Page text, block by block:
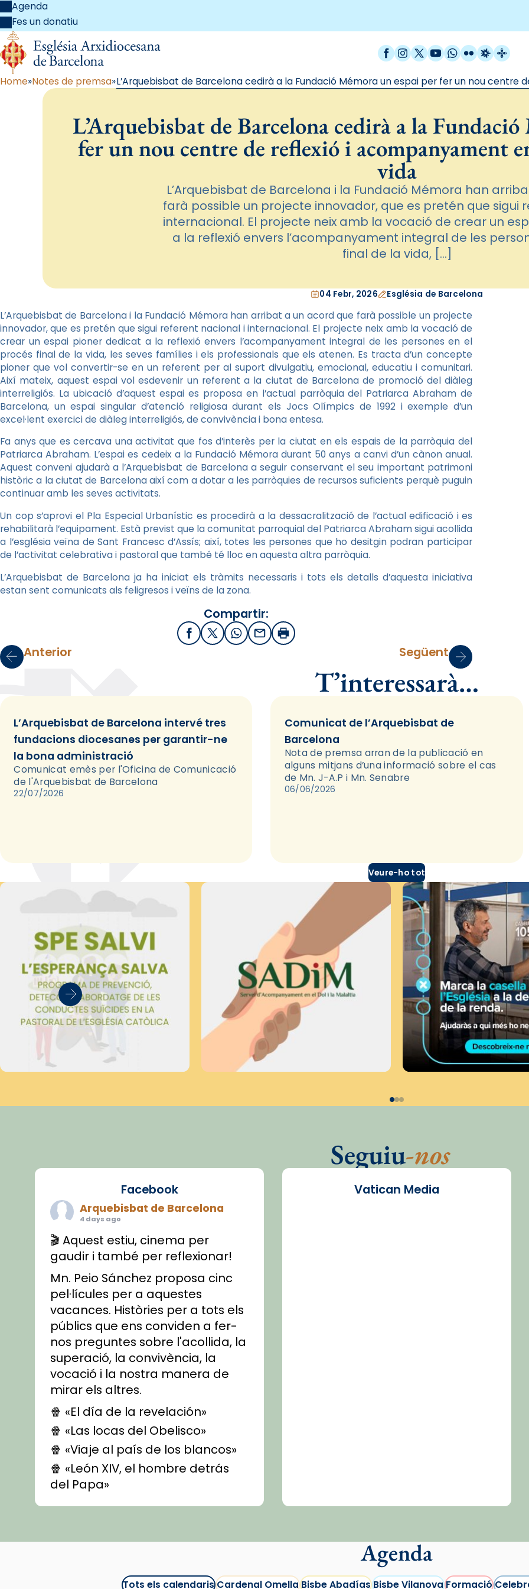
Agenda
Fes un donatiu
Facebook
Instagram
X / Twitter
YouTube
WhatsApp
FlickrRadio
Home Notes de premsa L’Arquebisbat de Barcelona cedirà a la Fundació Mémora un espai per fer un nou
L’Arquebisbat de Barcelona cedirà a la
fer un nou centre de reflexió i acompanyament
vida
L’Arquebisbat de Barcelona i la Fundació Mémora han
farà possible un projecte innovador, que es pretén que sigui
internacional. El projecte neix amb la vocació de crear un
a la reflexió envers l’acompanyament integral de les
final de la vida, […]
04 Febr, 2026 Església de Barcelona
L’Arquebisbat de Barcelona i la Fundació Mémora han arribat a un acord que farà possible un projecte
innovador, que es pretén que sigui referent nacional i internacional. El projecte neix amb la vocació de
crear un espai pioner dedicat a la reflexió envers l’acompanyament integral de les persones en el
procés final de la vida, les seves famílies i els professionals que els atenen. Es tracta d’un concepte
pioner que vol convertir-se en un referent per al suport divulgatiu, emocional, educatiu i comunitari.
Així mateix, aquest espai vol esdevenir un referent a la ciutat de Barcelona de promoció del diàleg
interreligiós. La ubicació d’aquest espai es proposa en l’actual parròquia del Patriarca Abraham de
Barcelona, un espai singular d’atenció religiosa durant els Jocs Olímpics de 1992 i exemple d’un
excel·lent exercici de diàleg interreligiós, de convivència i bona entesa.
Fa anys que es cercava una activitat que fos d’interès per la ciutat en els espais de la parròquia del
Patriarca Abraham. L’espai es cedeix a la Fundació Mémora durant 50 anys a canvi d’un cànon anual.
Aquest conveni ajudarà a l’Arquebisbat de Barcelona a seguir conservant el seu important patrimoni
històric a la ciutat de Barcelona així com a dotar a les parròquies de recursos suficients perquè puguin
continuar amb les seves activitats.
Un cop s’aprovi el Pla Especial Urbanístic es procedirà a la dessacralització de l’actual edificació i es
rehabilitarà l’equipament. Està previst que la comunitat parroquial del Patriarca Abraham sigui acollida
a l’església veïna de Sant Francesc d’Assís; així, totes les persones que ho desitgin podran participar
de l’activitat celebrativa i pastoral que també té lloc en aquesta altra parròquia.
L’Arquebisbat de Barcelona ja ha iniciat els tràmits necessaris i tots els detalls d’aquesta iniciativa
estan sent comunicats als feligresos i veïns de la zona.
Compartir:
FacebookX / Twitter
WhatsApp
EmailImprimir
Anterior Següent
T’interessarà…
L’Arquebisbat de Barcelona intervé tres
fundacions diocesanes per garantir-ne
la bona administració
Comunicat emès per l'Oficina de Comunicació
de l'Arquebisbat de Barcelona
22/07/2026
Comunicat de l’Arquebisbat de
Barcelona
Nota de premsa arran de la publicació en
alguns mitjans d’una informació sobre el cas
de Mn. J-A.P i Mn. Senabre
06/06/2026
Veure-ho tot
Seguiu-nos
Facebook
Arquebisbat de Barcelona
4 days ago
🎬 Aquest estiu, cinema per
gaudir i també per reflexionar!
Mn. Peio Sánchez proposa cinc
pel·lícules per a aquestes
vacances. Històries per a tots els
públics que ens conviden a fer-
nos preguntes sobre l'acollida, la
superació, la convivència, la
vocació i la nostra manera de
mirar els altres.
🍿 «El día de la revelación»
🍿 «Las locas del Obelisco»
🍿 «Viaje al país de los blancos»
🍿 «León XIV, el hombre detrás
del Papa»
🍿 «Las ovejas detectives»
recomanacions i prepara una
#CinemaEspiritualitual
Vatican Media
Agenda
Tots els calendarisCardenal OmellaBisbe AbadíasBisbe VilanovaFormació